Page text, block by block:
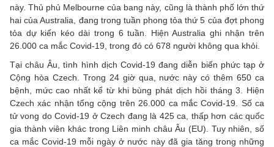
này. Thủ phủ Melbourne của bang này, cũng là thành phố lớn thứ
hai của Australia, đang trong tuần phong tỏa thứ 5 của đợt phong
tỏa dự kiến kéo dài trong 6 tuần. Hiện Australia ghi nhận trên
26.000 ca mắc Covid-19, trong đó có 678 người không qua khỏi.
Tại châu Âu, tình hình dịch Covid-19 đang diễn biến phức tạp ở
Cộng hòa Czech. Trong 24 giờ qua, nước này có thêm 650 ca
bệnh, mức cao nhất kể từ khi bùng phát dịch hồi tháng 3. Hiện
Czech xác nhận tổng cộng trên 26.000 ca mắc Covid-19. Số ca
tử vong do Covid-19 ở Czech đang là 425 ca, thấp hơn các quốc
gia thành viên khác trong Liên minh châu Âu (EU). Tuy nhiên, số
ca mắc Covid-19 mỗi ngày ở nước này đã gia tăng trong những